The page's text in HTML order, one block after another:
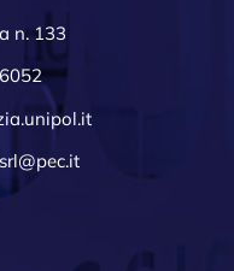
n. 133